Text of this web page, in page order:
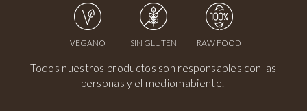
VEGANO SIN GLUTEN RAW FOOD
Todos nuestros productos son responsables con las
personas y el mediomabiente.